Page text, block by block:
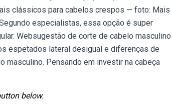
clássicos para cabelos crespos — foto: Mais
especialistas, essa opção é super
Websugestão de corte de cabelo masculino
espetados lateral desigual e diferenças de
masculino. Pensando em investir na cabeça
below.